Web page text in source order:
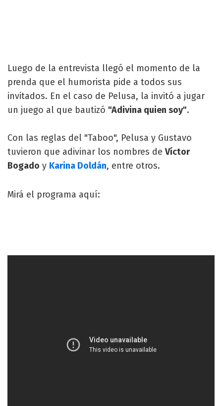
Luego de la entrevista llegó el momento de la
prenda que el humorista pide a todos sus
invitados. En el caso de Pelusa, la invitó a jugar
un juego al que bautizó "Adivina quien soy".
Con las reglas del "Taboo", Pelusa y Gustavo
tuvieron que adivinar los nombres de Víctor
Bogado y Karina Doldán, entre otros.
Mirá el programa aquí: